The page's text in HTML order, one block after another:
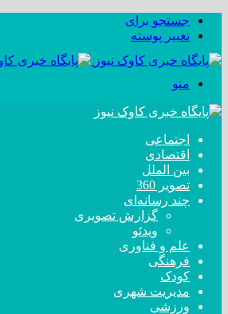
جستجو برای
تغییر پوسته
منو
اجتماعی
اقتصادی
بین الملل
تصویر 360
چند رسانه‌ای
گزارش تصویری
ویدئو
علم و فناوری
فرهنگی
کودک
مدیریت شهری
ورزشی